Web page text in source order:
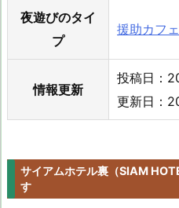
夜遊びのタイ
プ
援助カフ
情報更新
投稿日：
更新日：
サイアムホテル裏（SIAM
す